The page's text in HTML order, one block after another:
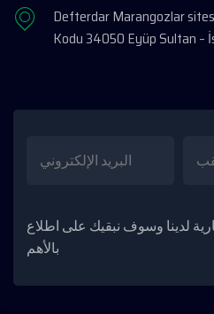
Defterdar Marangozlar
Kodu 34050 Eyüp Sultan –
لدينا وسوف نبقيك على اطلاع
بالأهم